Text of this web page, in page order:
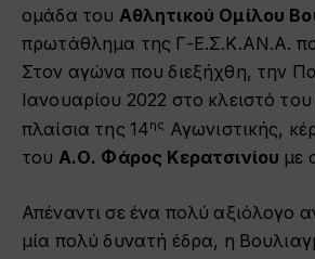
ομάδα του Αθλητικού Ομίλου
πρωτάθλημα της Γ-Ε.Σ.Κ.ΑΝ.Α.
Στον αγώνα που διεξήχθη, την
Ιανουαρίου 2022 στο κλειστό
πλαίσια της 14ης Αγωνιστικής,
του Α.Ο. Φάρος Κερατσινίου με
Απέναντι σε ένα πολύ αξιόλογο
μία πολύ δυνατή έδρα, η